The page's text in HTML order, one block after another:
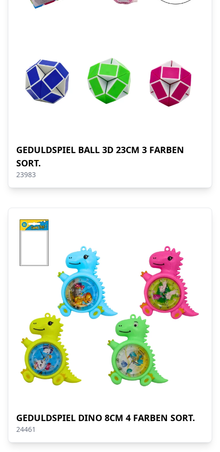
GEDULDSPIEL BALL 3D 23CM 3 FARBEN
SORT.
23983
GEDULDSPIEL DINO 8CM 4 FARBEN SORT.
24461